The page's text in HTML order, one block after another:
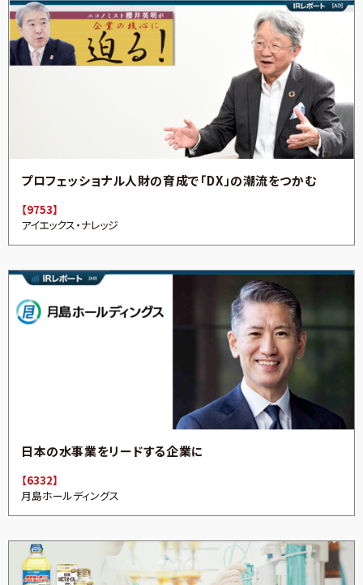
プロフェッショナル人財の育成で「DX」の潮流をつかむ
【9753】
アイエックス・ナレッジ
日本の水事業をリードする企業に
【6332】
月島ホールディングス